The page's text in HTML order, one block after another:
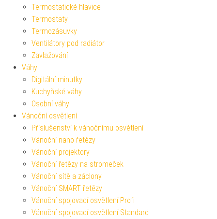
Termostatické hlavice
Termostaty
Termozásuvky
Ventilátory pod radiátor
Zavlažování
Váhy
Digitální minutky
Kuchyňské váhy
Osobní váhy
Vánoční osvětlení
Příslušenství k vánočnímu osvětlení
Vánoční nano řetězy
Vánoční projektory
Vánoční řetězy na stromeček
Vánoční sítě a záclony
Vánoční SMART řetězy
Vánoční spojovací osvětlení Profi
Vánoční spojovací osvětlení Standard